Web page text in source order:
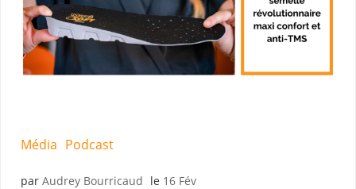
Média Podcast
par Audrey Bourricaud le 16 Fév